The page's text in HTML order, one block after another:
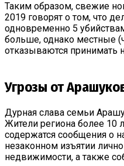
Таким образом, свежие
2019 говорят о том, что
одновременно 5
больше, однако местные
отказываются принимать
Угрозы от
Дурная слава семьи
Жители региона более 10
содержатся сообщения о
незаконном изъятии
недвижимости, а также